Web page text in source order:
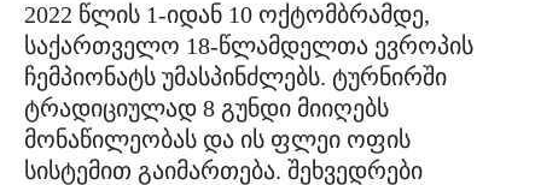
2022 წლის 1-იდან 10 ოქტომბრამდე,
საქართველო 18-წლამდელთა ევროპის
ჩემპიონატს უმასპინძლებს. ტურნირში
ტრადიციულად 8 გუნდი მიიღებს
მონაწილეობას და ის ფლეი ოფის
სისტემით გაიმართება. შეხვედრები